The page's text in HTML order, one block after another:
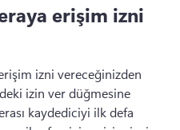
erişim izni
izni vereceğinizden
izin ver düğmesine
kaydediciyi ilk defa